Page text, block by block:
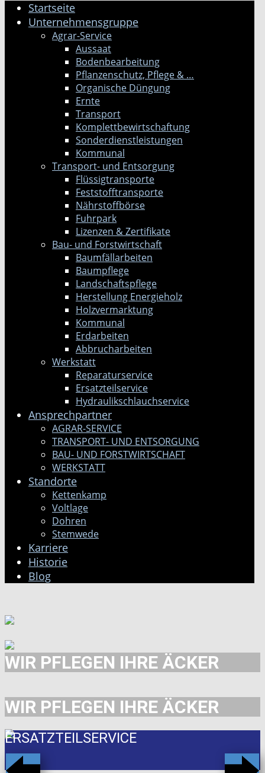
Startseite
Unternehmensgruppe
Agrar-Service
Aussaat
Bodenbearbeitung
Pflanzenschutz, Pflege & …
Organische Düngung
Ernte
Transport
Komplettbewirtschaftung
Sonderdienstleistungen
Kommunal
Transport- und Entsorgung
Flüssigtransporte
Feststofftransporte
Nährstoffbörse
Fuhrpark
Lizenzen & Zertifikate
Bau- und Forstwirtschaft
Baumfällarbeiten
Baumpflege
Landschaftspflege
Herstellung Energieholz
Holzvermarktung
Kommunal
Erdarbeiten
Abbrucharbeiten
Werkstatt
Reparaturservice
Ersatzteilservice
Hydraulikschlauchservice
Ansprechpartner
AGRAR-SERVICE
TRANSPORT- UND ENTSORGUNG
BAU- UND FORSTWIRTSCHAFT
WERKSTATT
Standorte
Kettenkamp
Voltlage
Dohren
Stemwede
Karriere
Historie
Blog
WIR PFLEGEN IHRE ÄCKER
WIR PFLEGEN IHRE ÄCKER
ERSATZTEILSERVICE